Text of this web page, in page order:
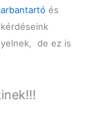
és
de ez is